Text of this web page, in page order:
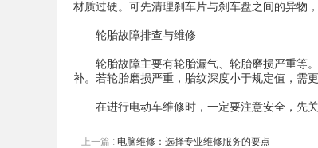
材质过硬。可先清理刹车片与刹车盘之间的异物
轮胎故障排查与维修
轮胎故障主要有轮胎漏气、轮胎磨损严重等
补。若轮胎磨损严重，胎纹深度小于规定值，需更
在进行电动车维修时，一定要注意安全，先
上一篇 : 电脑维修：选择专业维修服务的要点